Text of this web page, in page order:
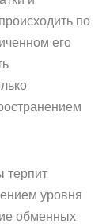
по
его
терпит
уровня
обменных